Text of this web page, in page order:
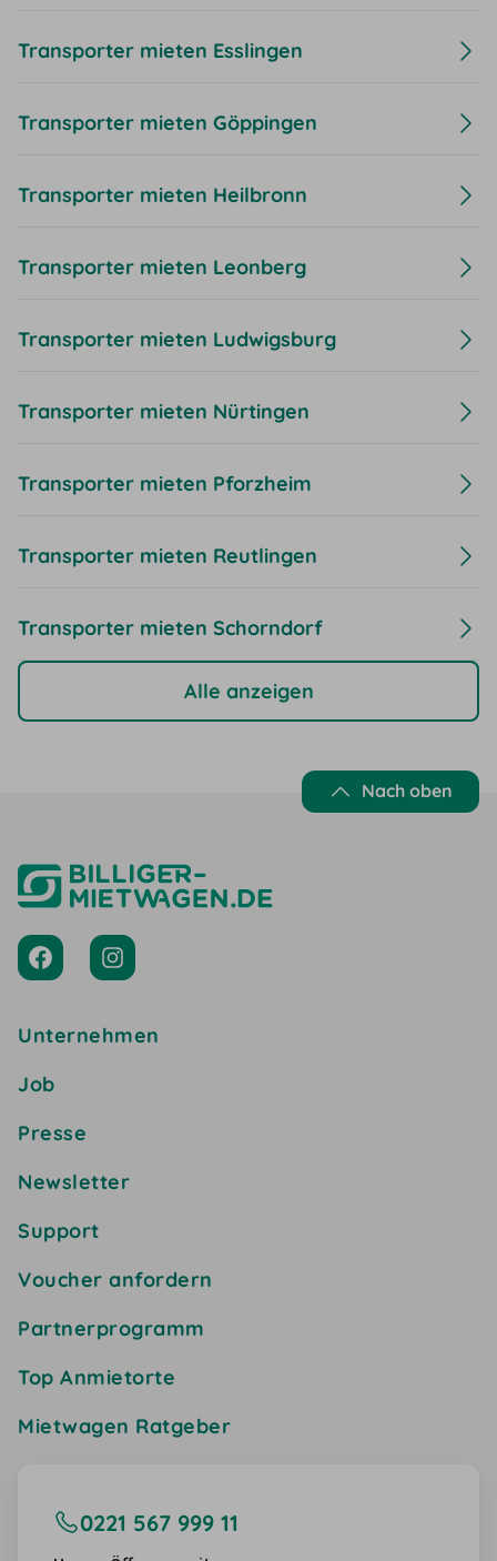
Transporter mieten Esslingen
Transporter mieten Göppingen
Transporter mieten Heilbronn
Transporter mieten Leonberg
Transporter mieten Ludwigsburg
Transporter mieten Nürtingen
Transporter mieten Pforzheim
Transporter mieten Reutlingen
Transporter mieten Schorndorf
Alle anzeigen
Nach oben
Unternehmen
Job
Presse
Newsletter
Support
Voucher anfordern
Partnerprogramm
Top Anmietorte
Mietwagen Ratgeber
0221 567 999 11